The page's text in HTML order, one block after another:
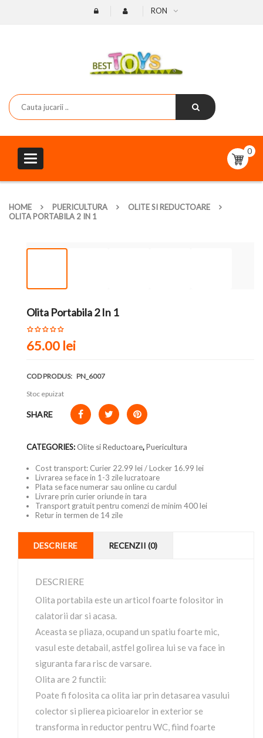
RON
Toggle
navigation
0
HOME PUERICULTURA
OLITE SI REDUCTOARE
OLITA PORTABILA 2 IN 1
Olita Portabila 2 In 1
65.00 lei
COD PRODUS: PN_6007
Stoc epuizat
SHARE
CATEGORIES:Olite si Reductoare,Puericultura
Cost transport: Curier 22.99 lei / Locker 16.99 lei
Livrarea se face in 1-3 zile lucratoare
Plata se face numerar sau online cu cardul
Livrare prin curier oriunde in tara
Transport gratuit pentru comenzi de minim 400 lei
Retur in termen de 14 zile
DESCRIERE RECENZII (0)
DESCRIERE
Olita portabila este un articol foarte folositor in
calatorii dar si acasa.
Aceasta se pliaza, ocupand un spatiu foarte mic,
vasul este detabail, astfel golirea lui se va face in
siguranta fara risc de varsare.
Olita are 2 functii:
Poate fi folosita ca olita iar prin detasarea vasului
colector si plierea picioarelor in exterior se
transforma in reductor pentru WC, fiind foarte